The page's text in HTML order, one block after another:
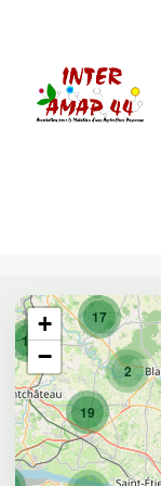
contenu
17
2
10
19
+
−